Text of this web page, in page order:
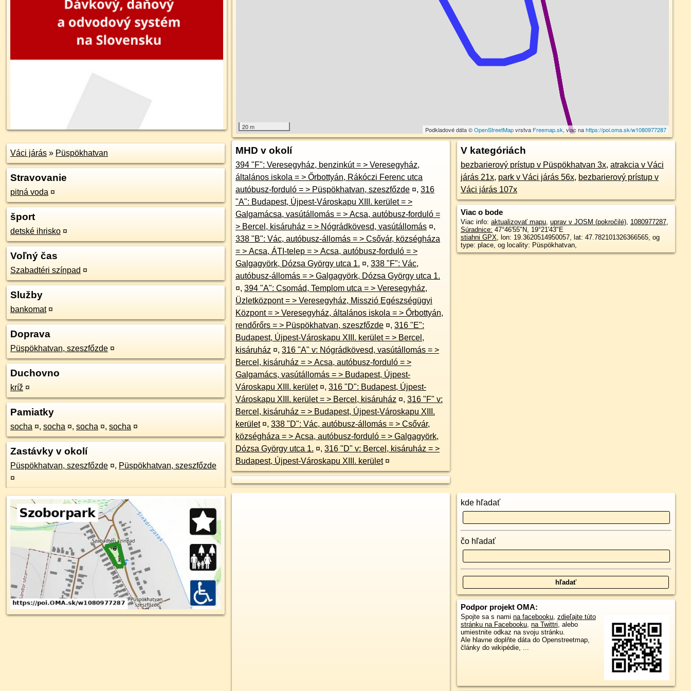
20 m Podkladové dáta ©OpenStreetMapvrstva Freemap.sk, viac nahttps://poi.oma.sk/w1080977287
Váci járás » Püspökhatvan
Stravovanie
pitná voda ¤
šport
detské ihrisko ¤
Voľný čas
Szabadtéri színpad ¤
Služby
bankomat ¤
Doprava
Püspökhatvan, szeszfőzde ¤
Duchovno
kríž ¤
Pamiatky
socha ¤, socha ¤, socha ¤, socha ¤
Zastávky v okolí
Püspökhatvan, szeszfőzde ¤, Püspökhatvan, szeszfőzde
¤
MHD v okolí
394 "F": Veresegyház, benzinkút = > Veresegyház,
általános iskola = > Őrbottyán, Rákóczi Ferenc utca
autóbusz-forduló = > Püspökhatvan, szeszfőzde ¤, 316
"A": Budapest, Újpest-Városkapu XIII. kerület = >
Galgamácsa, vasútállomás = > Acsa, autóbusz-forduló =
> Bercel, kisáruház = > Nógrádkövesd, vasútállomás ¤,
338 "B": Vác, autóbusz-állomás = > Csővár, községháza
= > Acsa, ÁTI-telep = > Acsa, autóbusz-forduló = >
Galgagyörk, Dózsa György utca 1. ¤, 338 "F": Vác,
autóbusz-állomás = > Galgagyörk, Dózsa György utca 1.
¤, 394 "A": Csomád, Templom utca = > Veresegyház,
Üzletközpont = > Veresegyház, Misszió Egészségügyi
Központ = > Veresegyház, általános iskola = > Őrbottyán,
rendőrőrs = > Püspökhatvan, szeszfőzde ¤, 316 "E":
Budapest, Újpest-Városkapu XIII. kerület = > Bercel,
kisáruház ¤, 316 "A" v: Nógrádkövesd, vasútállomás = >
Bercel, kisáruház = > Acsa, autóbusz-forduló = >
Galgamács, vasútállomás = > Budapest, Újpest-
Városkapu XIII. kerület ¤, 316 "D": Budapest, Újpest-
Városkapu XIII. kerület = > Bercel, kisáruház ¤, 316 "F" v:
Bercel, kisáruház = > Budapest, Újpest-Városkapu XIII.
kerület ¤, 338 "D": Vác, autóbusz-állomás = > Csővár,
községháza = > Acsa, autóbusz-forduló = > Galgagyörk,
Dózsa György utca 1. ¤, 316 "D" v: Bercel, kisáruház = >
Budapest, Újpest-Városkapu XIII. kerület ¤
V kategóriách
bezbarierový prístup v Püspökhatvan 3x, atrakcia v Váci
járás 21x, park v Váci járás 56x, bezbarierový prístup v
Váci járás 107x
Viac o bode
Viac info: aktualizovať mapu, uprav v JOSM (pokročilé), 1080977287,
Súradnice: 47°46'55"N, 19°21'43"E
stiahni GPX, lon: 19.3620514950057, lat: 47.782101326366565, og
type: place, og locality: Püspökhatvan,
kde hľadať
čo hľadať
Podpor projekt OMA:
Spojte sa s nami na facebooku, zdieľajte túto
stránku na Facebooku, na Twittri, alebo
umiestnite odkaz na svoju stránku.
Ale hlavne doplňte dáta do Openstreetmap,
články do wikipédie, ...